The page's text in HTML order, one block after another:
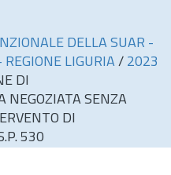
DELLA SUAR -
REGIONE LIGURIA / 2023
DI
NEGOZIATA SENZA
DI
530